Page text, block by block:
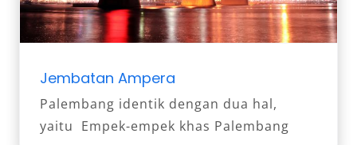
Jembatan Ampera
Palembang identik dengan dua hal,
yaitu Empek-empek khas Palembang